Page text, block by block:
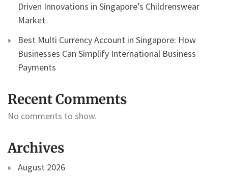
Driven Innovations in Singapore’s Childrenswear
Market
Best Multi Currency Account in Singapore: How
Businesses Can Simplify International Business
Payments
Recent Comments
No comments to show.
Archives
August 2026